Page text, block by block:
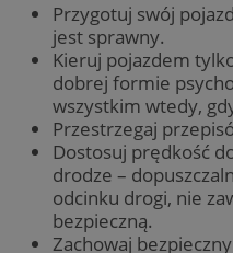
Przygotuj swój
jest sprawny.
Kieruj pojazdem
dobrej formie
wszystkim wtedy,
Przestrzegaj
Dostosuj prędkość
drodze –
odcinku drogi, nie
bezpieczną.
Zachowaj